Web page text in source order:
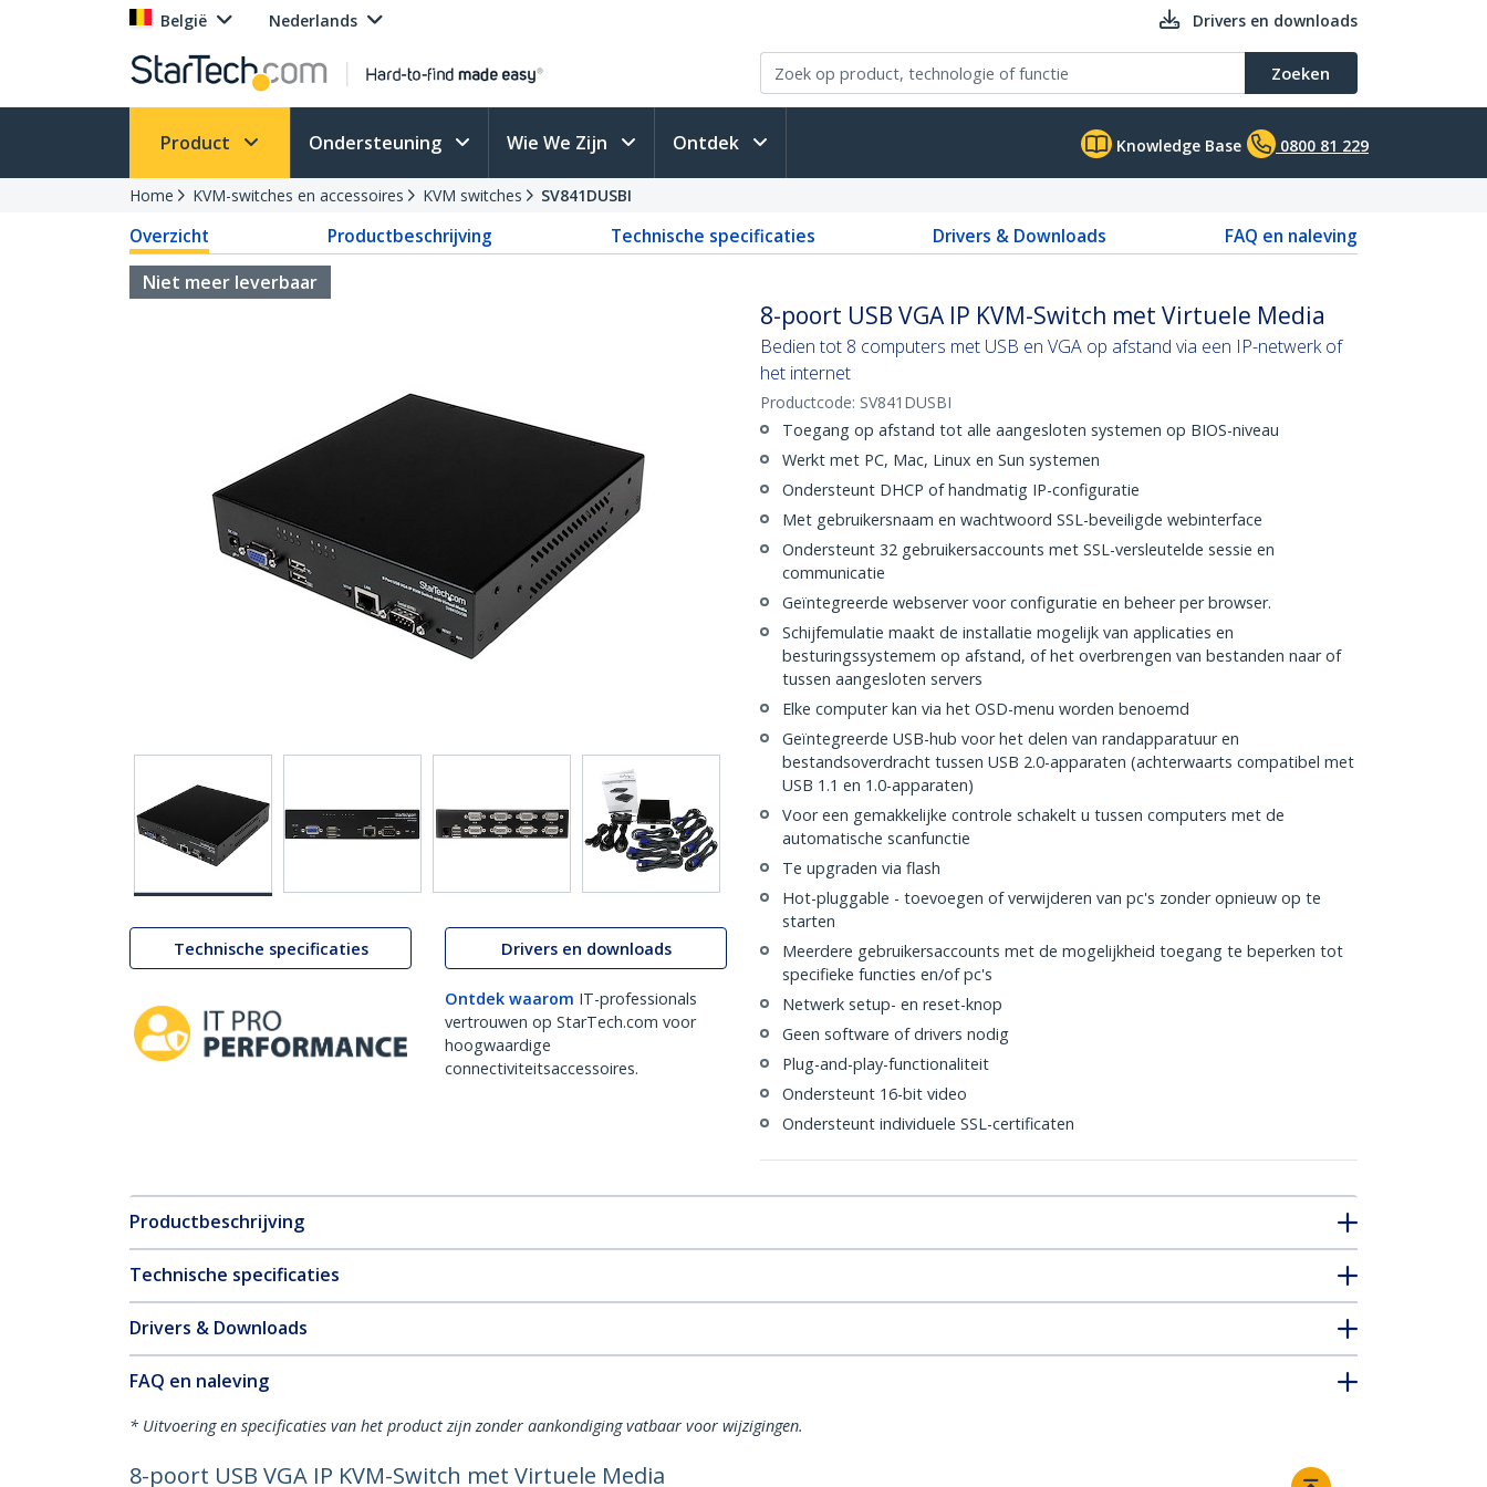
België Nederlands Drivers en downloads
Zoeken
Product Ondersteuning Wie We Zijn Ontdek Knowledge Base 0800 81 229
Home KVM-switches en accessoires KVM switches SV841DUSBI
Overzicht Productbeschrijving Technische specificaties Drivers & Downloads
FAQ en naleving
Niet meer leverbaar
Technische specificaties Drivers en downloads
Ontdek waarom IT-professionals
vertrouwen op StarTech.com voor
hoogwaardige
connectiviteitsaccessoires.
8-poort USB VGA IP KVM-Switch met Virtuele Media
Bedien tot 8 computers met USB en VGA op afstand via een IP-netwerk of
het internet
Productcode: SV841DUSBI
Toegang op afstand tot alle aangesloten systemen op BIOS-niveau
Werkt met PC, Mac, Linux en Sun systemen
Ondersteunt DHCP of handmatig IP-configuratie
Met gebruikersnaam en wachtwoord SSL-beveiligde webinterface
Ondersteunt 32 gebruikersaccounts met SSL-versleutelde sessie en
communicatie
Geïntegreerde webserver voor configuratie en beheer per browser.
Schijfemulatie maakt de installatie mogelijk van applicaties en
besturingssystemem op afstand, of het overbrengen van bestanden naar of
tussen aangesloten servers
Elke computer kan via het OSD-menu worden benoemd
Geïntegreerde USB-hub voor het delen van randapparatuur en
bestandsoverdracht tussen USB 2.0-apparaten (achterwaarts compatibel met
USB 1.1 en 1.0-apparaten)
Voor een gemakkelijke controle schakelt u tussen computers met de
automatische scanfunctie
Te upgraden via flash
Hot-pluggable - toevoegen of verwijderen van pc's zonder opnieuw op te
starten
Meerdere gebruikersaccounts met de mogelijkheid toegang te beperken tot
specifieke functies en/of pc's
Netwerk setup- en reset-knop
Geen software of drivers nodig
Plug-and-play-functionaliteit
Ondersteunt 16-bit video
Ondersteunt individuele SSL-certificaten
Productbeschrijving
Technische specificaties
Drivers & Downloads
FAQ en naleving
* Uitvoering en specificaties van het product zijn zonder aankondiging vatbaar voor wijzigingen.
8-poort USB VGA IP KVM-Switch met Virtuele Media